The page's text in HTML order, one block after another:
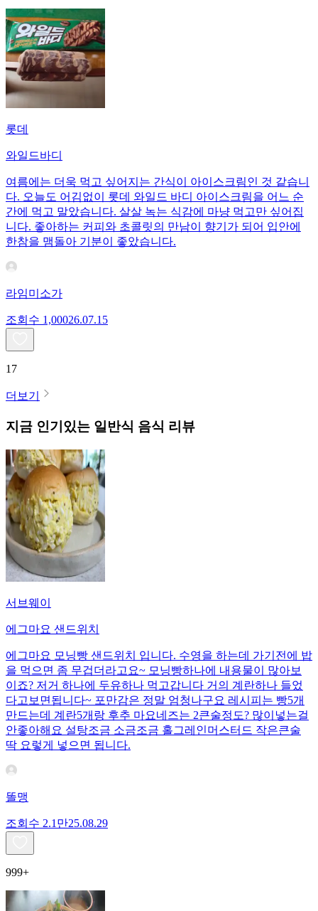
롯데
와일드바디
여름에는 더욱 먹고 싶어지는 간식이 아이스크림인 것 같습니
다. 오늘도 어김없이 롯데 와일드 바디 아이스크림을 어느 순
간에 먹고 말았습니다. 살살 녹는 식감에 마냥 먹고만 싶어집
니다. 좋아하는 커피와 초콜릿의 만남이 향기가 되어 입안에
한참을 맴돌아 기분이 좋았습니다.
라임미소가
조회수 1,00026.07.15
17
더보기
지금 인기있는 일반식 음식 리뷰
서브웨이
에그마요 샌드위치
에그마요 모닝빵 샌드위치 입니다. 수영을 하는데 가기전에 밥
을 먹으면 좀 무겁더라고요~ 모닝빵하나에 내용물이 많아보
이죠? 저거 하나에 두유하나 먹고갑니다 거의 계란하나 들었
다고보면됩니다~ 포만감은 정말 엄청나구요 레시피는 빵5개
만드는데 계란5개랑 후추 마요네즈는 2큰술정도? 많이넣는걸
안좋아해요 설탕조금 소금조금 홀그레인머스터드 작은큰술
딱 요렇게 넣으면 됩니다.
똘맹
조회수 2.1만25.08.29
999+